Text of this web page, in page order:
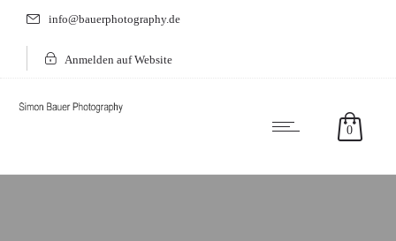
info@bauerphotography.de
Anmelden auf Website
0